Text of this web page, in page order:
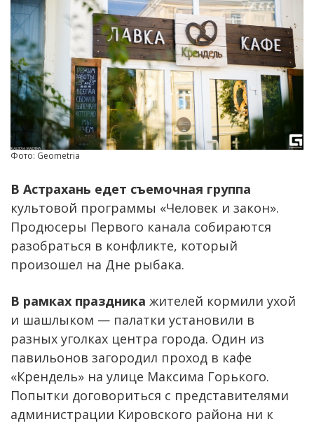
Фото: Geometria
В Астрахань едет съемочная группа
культовой программы «Человек и закон».
Продюсеры Первого канала собираются
разобраться в конфликте, который
произошел на Дне рыбака.
В рамках праздника жителей кормили ухой
и шашлыком — палатки установили в
разных уголках центра города. Один из
павильонов загородил проход в кафе
«Крендель» на улице Максима Горького.
Попытки договориться с представителями
администрации Кировского района ни к